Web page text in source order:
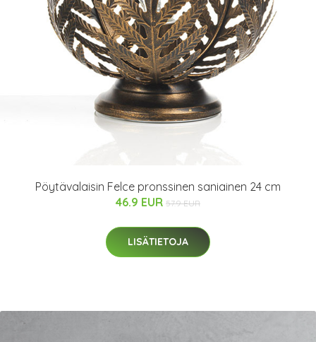
Pöytävalaisin Felce pronssinen saniainen 24 cm
46.9 EUR 57.9 EUR
LISÄTIETOJA